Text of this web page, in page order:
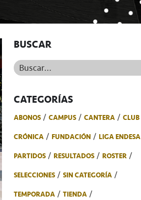
BUSCAR
Buscar...
CATEGORÍAS
ABONOS CAMPUS CANTERA
CLUB
CRÓNICA
FUNDACIÓN
LIGA ENDESA
PARTIDOS
RESULTADOS
ROSTER
SELECCIONES
SIN CATEGORÍA
TEMPORADA
TIENDA